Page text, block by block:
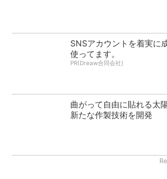
SNSアカウントを着実に
使ってます。
PR(Dreaw合同会社)
曲がって自由に貼れる太
新たな作製技術を開発